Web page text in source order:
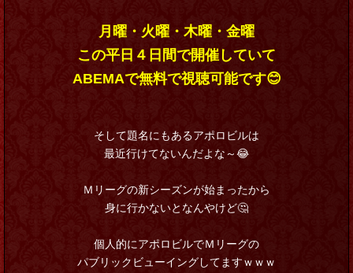
月曜・火曜・木曜・金曜
この平日４日間で開催していて
ABEMAで無料で視聴可能です😊
そして題名にもあるアポロビルは
最近行けてないんだよな～😂
Ｍリーグの新シーズンが始まったから
身に行かないとなんやけど🤔
個人的にアポロビルでＭリーグの
パブリックビューイングしてますｗｗｗ